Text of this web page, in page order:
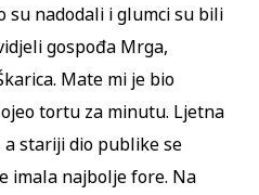
su nadodali i glumci su bili
gospođa Mrga,
Mate mi je bio
tortu za minutu. Ljetna
stariji dio publike se
imala najbolje fore. Na